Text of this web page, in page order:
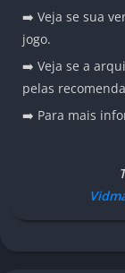
➡️ Veja se sua
jogo.
➡️ Veja se a
pelas
➡️ Para mais